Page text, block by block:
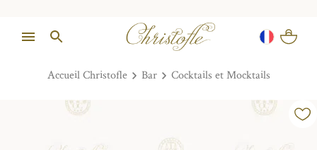
Accueil Christofle Bar Cocktails et Mocktails